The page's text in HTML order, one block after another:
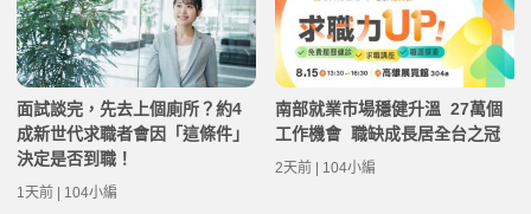
面試談完，先去上個廁所？約4
成新世代求職者會因「這條件」
決定是否到職！
1天前 | 104小編
南部就業市場穩健升溫 27萬個
工作機會 職缺成長居全台之冠
2天前 | 104小編